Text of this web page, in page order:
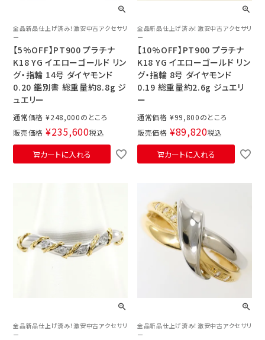
全品新品仕上げ済み！激安中古アクセサリ
ー
【5%OFF】PT900 プラチナ
K18 YG イエローゴールド リン
グ・指輪 14号 ダイヤモンド
0.20 鑑別書 総重量約8.8g ジ
ュエリー
通常価格 ¥248,000
販売価格 ¥235,600税込
カートに入れる
全品新品仕上げ済み！激安中古アクセサリ
ー
【10%OFF】PT900 プラチナ
K18 YG イエローゴールド リン
グ・指輪 8号 ダイヤモンド
0.19 総重量約2.6g ジュエリ
ー
通常価格 ¥99,800
販売価格 ¥89,820税込
カートに入れる
全品新品仕上げ済み！激安中古アクセサリ
ー
全品新品仕上げ済み！激安中古アクセサリ
ー